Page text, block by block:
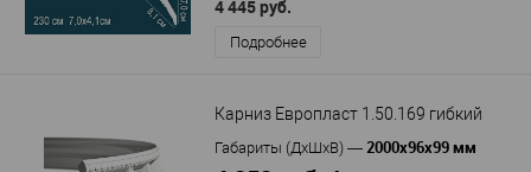
4 445 руб.
Подробнее
Карниз Европласт 1.50.169 гибкий
Габариты (ДхШхВ) — 2000х96х99 мм